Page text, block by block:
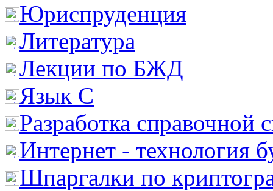
Юриспруденция
Литература
Лекции по БЖД
Язык С
Разработка справочной
Интернет - технология
Шпаргалки по